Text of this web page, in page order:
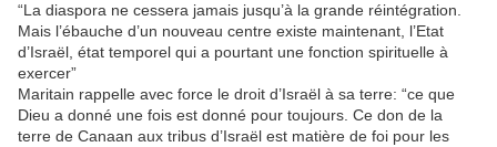
“La diaspora ne cessera jamais jusqu’à la grande réintégration.
Mais l’ébauche d’un nouveau centre existe maintenant, l’Etat
d’Israël, état temporel qui a pourtant une fonction spirituelle à
exercer”
Maritain rappelle avec force le droit d’Israël à sa terre: “ce que
Dieu a donné une fois est donné pour toujours. Ce don de la
terre de Canaan aux tribus d’Israël est matière de foi pour les